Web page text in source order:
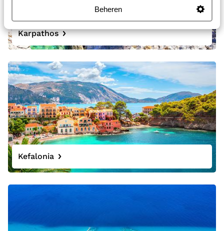
Beheren
Karpathos
Kefalonia